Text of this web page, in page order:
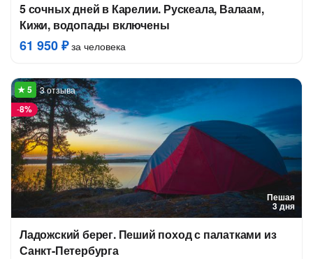
5 сочных дней в Карелии. Рускеала, Валаам,
Кижи, водопады включены
61 950 ₽за человека
Пешая
3 дня
-8%
3 отзыва
Ладожский берег. Пеший поход с палатками из
Санкт-Петербурга